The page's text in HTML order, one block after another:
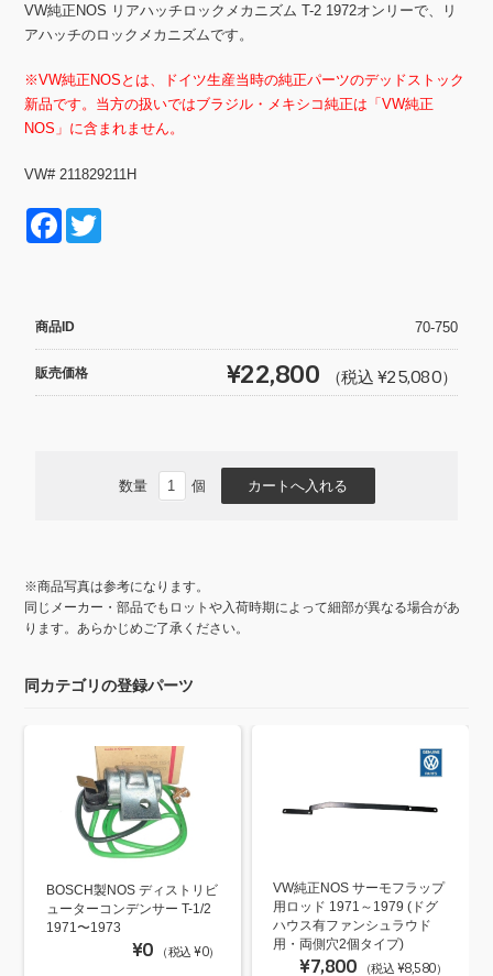
VW純正NOS リアハッチロックメカニズム T-2 1972オンリーで、リ
アハッチのロックメカニズムです。
※VW純正NOSとは、ドイツ生産当時の純正パーツのデッドストック
新品です。当方の扱いではブラジル・メキシコ純正は「VW純正
NOS」に含まれません。
VW# 211829211H
F
e
b
o
商品ID 70-750
販売価格 ¥22,800 （税込 ¥25,080）
数量 個
※商品写真は参考になります。
同じメーカー・部品でもロットや入荷時期によって細部が異なる場合があ
ります。あらかじめご了承ください。
同カテゴリの登録パーツ
BOSCH製NOS ディストリビ
ューターコンデンサー T-1/2
1971〜1973
¥0 （税込 ¥0）
VW純正NOS サーモフラップ
用ロッド 1971～1979 (ドグ
ハウス有ファンシュラウド
用・両側穴2個タイプ)
¥7,800 （税込 ¥8,580）